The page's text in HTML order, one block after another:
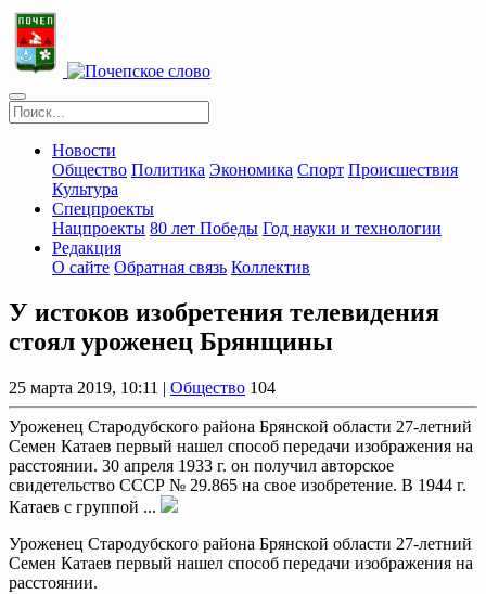
Новости
Общество Политика Экономика Спорт Происшествия
Культура
Спецпроекты
Нацпроекты 80 лет Победы Год науки и технологии
Редакция
О сайте Обратная связь Коллектив
У истоков изобретения телевидения
стоял уроженец Брянщины
25 марта 2019, 10:11 | Общество 104
Уроженец Стародубского района Брянской области 27-летний
Семен Катаев первый нашел способ передачи изображения на
расстоянии. 30 апреля 1933 г. он получил авторское
свидетельство СССР № 29.865 на свое изобретение. В 1944 г.
Катаев с группой ...
Уроженец Стародубского района Брянской области 27-летний
Семен Катаев первый нашел способ передачи изображения на
расстоянии.